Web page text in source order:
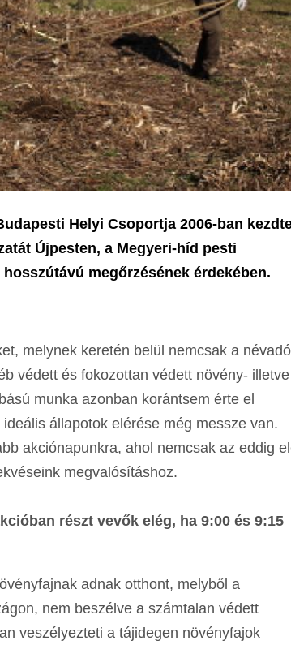
Helyi Csoportja 2006-ban
Újpesten, a Megyeri-híd pesti
megőrzésének érdekében.
melynek keretén belül nemcsak a névadó
védett és fokozottan védett növény- illetve
munka azonban korántsem érte el
állapotok elérése még messze van.
akciónapunkra, ahol nemcsak az eddig
megvalósításhoz.
részt vevők elég, ha 9:00 és 9:15
adnak otthont, melyből a
nem beszélve a számtalan védett
veszélyezteti a tájidegen növényfajok